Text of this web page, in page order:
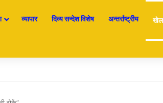
व्यापार दिव्य सन्देश विशेष अन्तर्राष्ट्रीय खेल